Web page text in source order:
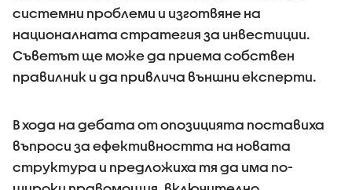
системни проблеми и изготвяне на
националната стратегия за инвестиции.
Съветът ще може да приема собствен
правилник и да привлича външни експерти.
В хода на дебата от опозицията поставиха
въпроси за ефективността на новата
структура и предложиха тя да има по-